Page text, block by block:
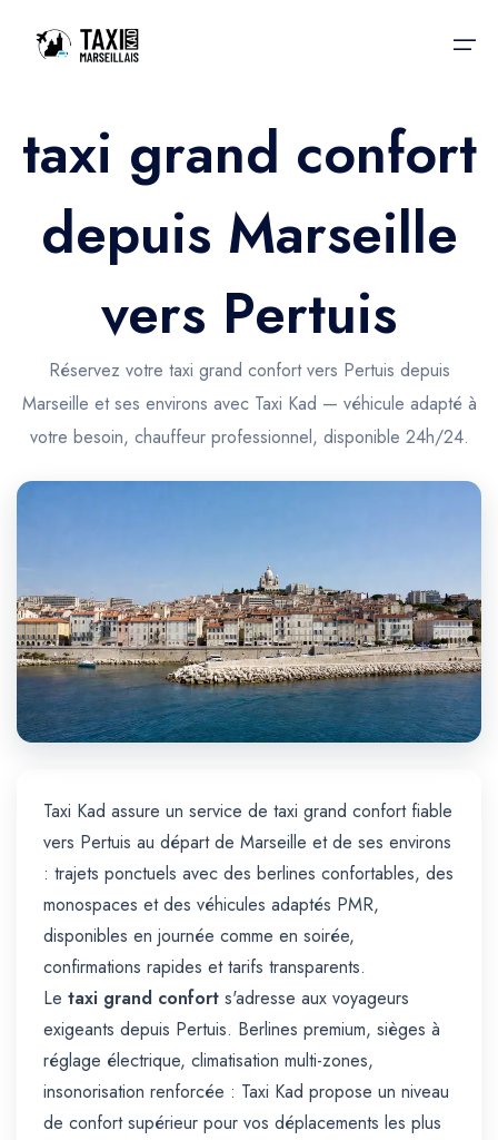
Accueil
Nos services
Nos services
Trajet Gare SNCF
Trajet Port croisière
Trajet Séminaire
Trajet Santé
Taxis aéroport
Réservation
Actualités & évènements
Contactez-nous
taxi grand confort
depuis Marseille
vers Pertuis
Réservez votre taxi grand confort vers Pertuis depuis
Marseille et ses environs avec Taxi Kad — véhicule adapté à
votre besoin, chauffeur professionnel, disponible 24h/24.
Taxi Kad assure un service de taxi grand confort fiable
vers Pertuis au départ de Marseille et de ses environs
: trajets ponctuels avec des berlines confortables, des
monospaces et des véhicules adaptés PMR,
disponibles en journée comme en soirée,
confirmations rapides et tarifs transparents.
Le taxi grand confort s'adresse aux voyageurs
exigeants depuis Pertuis. Berlines premium, sièges à
réglage électrique, climatisation multi-zones,
insonorisation renforcée : Taxi Kad propose un niveau
de confort supérieur pour vos déplacements les plus